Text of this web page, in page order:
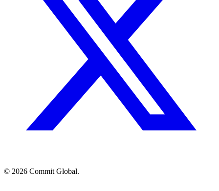
© 2026 Commit Global.